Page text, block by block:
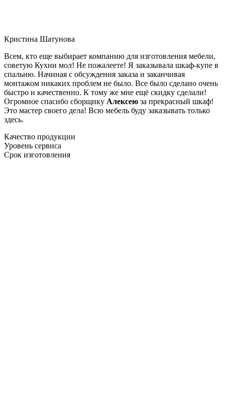
Кристина Шатунова
Всем, кто еще выбирает компанию для изготовления мебели,
советую Кухни мол! Не пожалеете! Я заказывала шкаф-купе в
спальню. Начиная с обсуждения заказа и заканчивая
монтажом никаких проблем не было. Все было сделано очень
быстро и качественно. К тому же мне ещё скидку сделали!
Огромное спасибо сборщику Алексею за прекрасный шкаф!
Это мастер своего дела! Всю мебель буду заказывать только
здесь.
Качество продукции
Уровень сервиса
Срок изготовления